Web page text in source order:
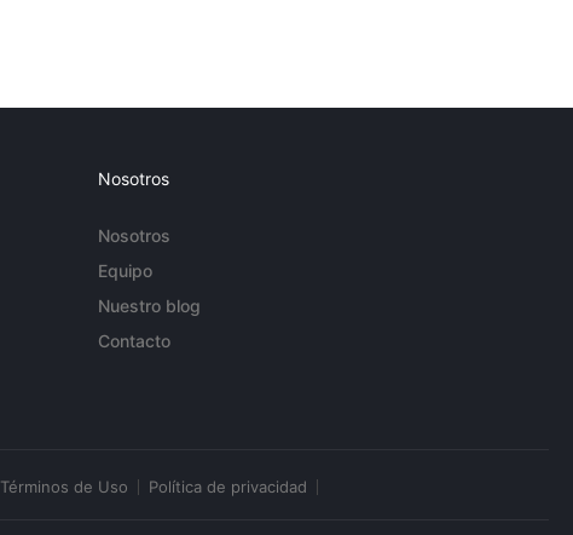
Nosotros
Nosotros
Equipo
Nuestro blog
Contacto
Términos de Uso Política de privacidad